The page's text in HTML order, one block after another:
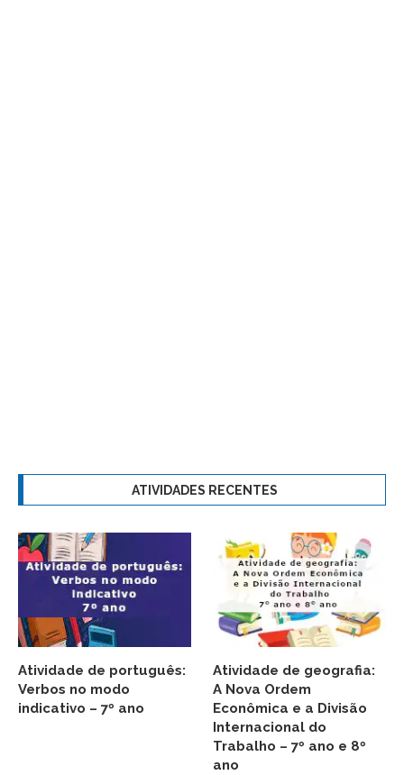
ATIVIDADES RECENTES
Atividade de português:
Verbos no modo
indicativo – 7º ano
Atividade de geografia:
A Nova Ordem
Econômica e a Divisão
Internacional do
Trabalho – 7º ano e 8º
ano